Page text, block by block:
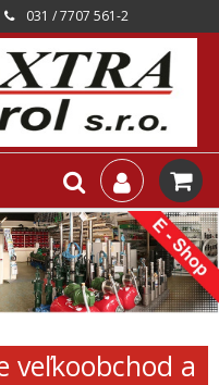
031 / 7707 561-2
veľkoobchod a